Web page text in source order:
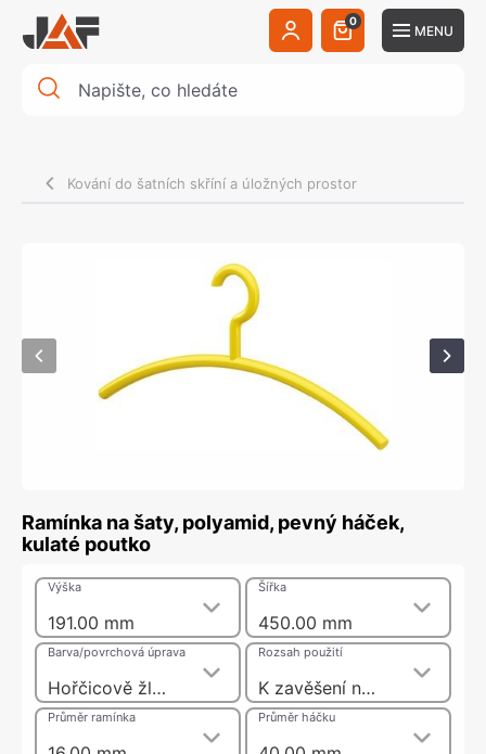
0
MENU
Kování do šatních skříní a úložných prostor
Ramínka na šaty, polyamid, pevný háček,
kulaté poutko
191.00 mm
Výška
450.00 mm
Šířka
Hořčicově žlutá, lesklé
Barva/povrchová úprava
K zavěšení na šatní tyče až do průměru 40 mm
Rozsah použití
Průměr ramínka Průměr háčku